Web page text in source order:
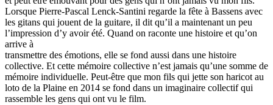
Lorsque Pierre-Pascal Lenck-Santini regarde la fête à Bassens avec
les gitans qui jouent de la guitare, il dit qu’il a maintenant un peu
l’impression d’y avoir été. Quand on raconte une histoire et qu’on
arrive à
transmettre des émotions, elle se fond aussi dans une histoire
collective. Et cette mémoire collective n’est jamais qu’une somme de
mémoire individuelle. Peut-être que mon fils qui jette son haricot au
loto de la Plaine en 2014 se fond dans un imaginaire collectif qui
rassemble les gens qui ont vu le film.